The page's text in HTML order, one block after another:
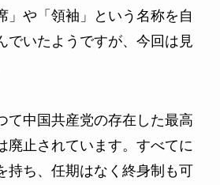
」や「領袖」という名称を自
でいたようですが、今回は見
て中国共産党の存在した最高
廃止されています。すべてに
持ち、任期はなく終身制も可